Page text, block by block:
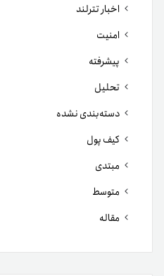
اخبار تترلند
امنیت
پیشرفته
تحلیل
دسته‌بندی نشده
کیف پول
مبتدی
متوسط
مقاله